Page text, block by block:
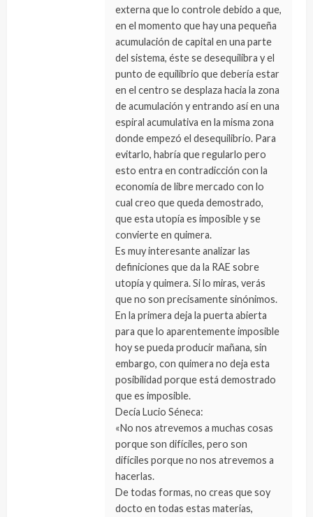
externa que lo controle debido a que,
en el momento que hay una pequeña
acumulación de capital en una parte
del sistema, éste se desequilibra y el
punto de equilibrio que debería estar
en el centro se desplaza hacia la zona
de acumulación y entrando así en una
espiral acumulativa en la misma zona
donde empezó el desequilibrio. Para
evitarlo, habría que regularlo pero
esto entra en contradicción con la
economía de libre mercado con lo
cual creo que queda demostrado,
que esta utopía es imposible y se
convierte en quimera.
Es muy interesante analizar las
definiciones que da la RAE sobre
utopía y quimera. Si lo miras, verás
que no son precisamente sinónimos.
En la primera deja la puerta abierta
para que lo aparentemente imposible
hoy se pueda producir mañana, sin
embargo, con quimera no deja esta
posibilidad porque está demostrado
que es imposible.
Decía Lucio Séneca:
«No nos atrevemos a muchas cosas
porque son difíciles, pero son
difíciles porque no nos atrevemos a
hacerlas.
De todas formas, no creas que soy
docto en todas estas materias,